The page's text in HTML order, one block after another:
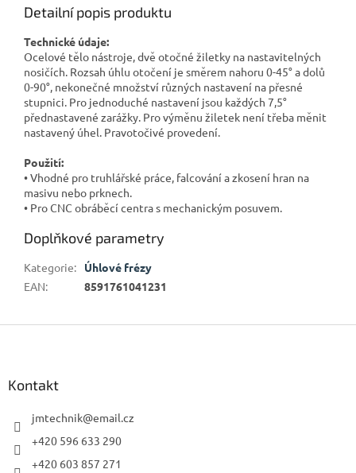
Detailní popis produktu
Technické údaje:
Ocelové tělo nástroje, dvě otočné žiletky na nastavitelných
nosičích. Rozsah úhlu otočení je směrem nahoru 0-45° a dolů
0-90°, nekonečné množství různých nastavení na přesné
stupnici. Pro jednoduché nastavení jsou každých 7,5°
přednastavené zarážky. Pro výměnu žiletek není třeba měnit
nastavený úhel. Pravotočivé provedení.
Použití:
• Vhodné pro truhlářské práce, falcování a zkosení hran na
masivu nebo prknech.
• Pro CNC obráběcí centra s mechanickým posuvem.
Doplňkové parametry
Kategorie:
Úhlové frézy
EAN: 8591761041231
Kontakt
jmtechnik@email.cz
+420 596 633 290
+420 603 857 271